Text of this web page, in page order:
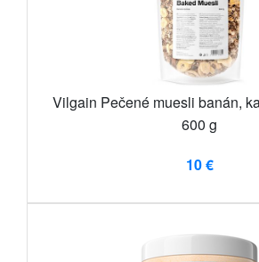
Vilgain Pečené muesli banán,
600 g
10 €